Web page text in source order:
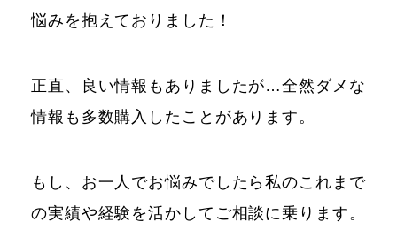
悩みを抱えておりました！
正直、良い情報もありましたが…全然ダメな
情報も多数購入したことがあります。
もし、お一人でお悩みでしたら私のこれまで
の実績や経験を活かしてご相談に乗ります。